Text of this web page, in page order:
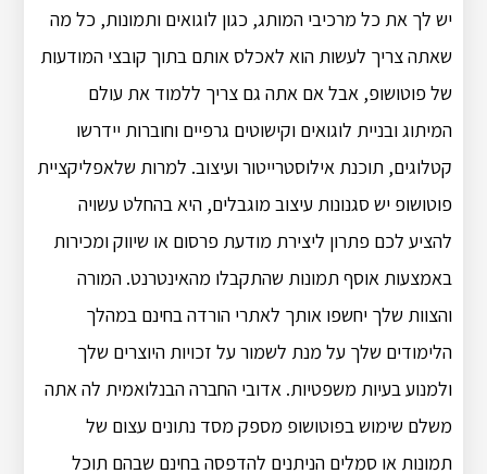
יש לך את כל מרכיבי המותג, כגון לוגואים ותמונות, כל מה
שאתה צריך לעשות הוא לאכלס אותם בתוך קובצי המודעות
של פוטושופ, אבל אם אתה גם צריך ללמוד את עולם
המיתוג ובניית לוגואים וקישוטים גרפיים וחוברות יידרשו
קטלוגים, תוכנת אילוסטרייטור ועיצוב. למרות שלאפליקציית
פוטושופ יש סגנונות עיצוב מוגבלים, היא בהחלט עשויה
להציע לכם פתרון ליצירת מודעת פרסום או שיווק ומכירות
באמצעות אוסף תמונות שהתקבלו מהאינטרנט. המורה
והצוות שלך יחשפו אותך לאתרי הורדה בחינם במהלך
הלימודים שלך על מנת לשמור על זכויות היוצרים שלך
ולמנוע בעיות משפטיות. אדובי החברה הבנלואמית לה אתה
משלם שימוש בפוטושופ מספק מסד נתונים עצום של
תמונות או סמלים הניתנים להדפסה בחינם שבהם תוכל